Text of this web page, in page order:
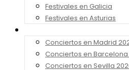
Festivales en Galicia
Festivales en Asturias
Conciertos en Madrid
Conciertos en Barcelona
Conciertos en Sevilla